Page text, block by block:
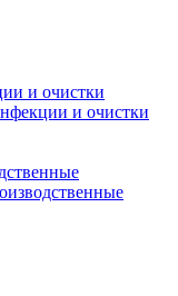
и очистки
и очистки